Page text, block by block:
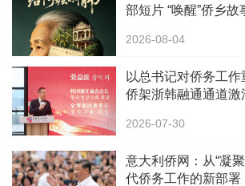
部短片 “唤醒”侨乡故
2026-08-04
以总书记对侨务工作
侨架浙韩融通通道
2026-07-30
意大利侨网：从“凝
代侨务工作的新部署